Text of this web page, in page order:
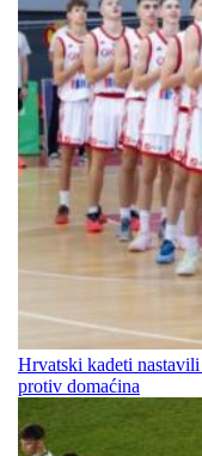
Hrvatski kadeti
protiv domaćina